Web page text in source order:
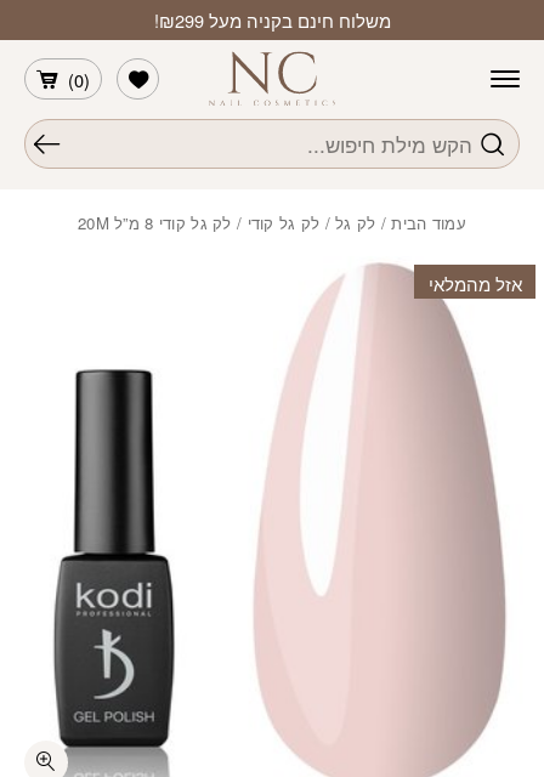
משלוח חינם בקניה מעל ₪299!
חיפוש
(
0
)
הרשימה שלי
עמוד הבית/ לק גל/ לק גל קודי / לק גל קודי 8 מ”ל 20M
אזל מהמלאי